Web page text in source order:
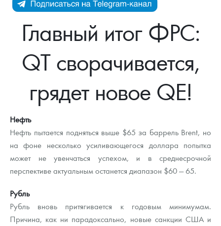
Каталог Монет
Инвестиционные монеты
Монеты Царской России
Монеты стран мира после 1950г
Георгий Победоносец
Золотой червонец Сеятель
Золотые слитки
Аксессуары
Год Лошади
Инфо
Как сделать заказ
Выкуп монет
Выкуп серебряных монет
Вопрос - ответ
Памятка для работы с монетами из драгметаллов
Монеты
Доставка
Информация
Распродажа монет и жетонов
Аналитика и события
Итоги 2025 года. Прогноз курсов золота, серебра, платины на
2026 год
Cтатьи
Георгий Победоносец - динамика цен
Курс золота и серебра
Лом выкуп
Скупка слитков
Контакты
О нас
Наши преимущества
Пресс-служба
Главный итог ФРС:
QT сворачивается,
грядет новое QE!
Нефть
Нефть пытается подняться выше $65 за баррель Brent, но
на фоне несколько усиливающегося доллара попытка
может не увенчаться успехом, и в среднесрочной
перспективе актуальным останется диапазон $60 — 65.
Рубль
Рубль вновь притягивается к годовым минимумам.
Причина, как ни парадоксально, новые санкции США и